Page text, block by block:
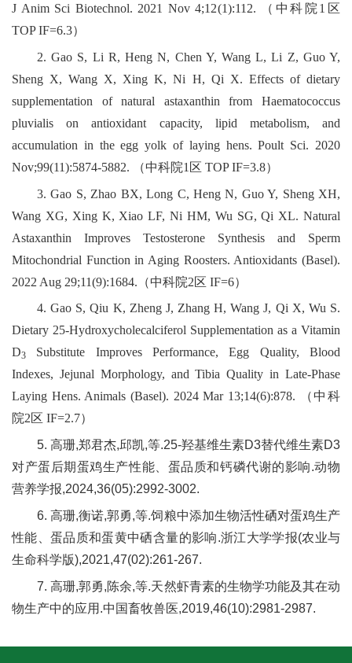
J Anim Sci Biotechnol. 2021 Nov 4;12(1):112. （中科院1区
TOP IF=6.3）
2. Gao S, Li R, Heng N, Chen Y, Wang L, Li Z, Guo Y,
Sheng X, Wang X, Xing K, Ni H, Qi X. Effects of dietary
supplementation of natural astaxanthin from Haematococcus
pluvialis on antioxidant capacity, lipid metabolism, and
accumulation in the egg yolk of laying hens. Poult Sci. 2020
Nov;99(11):5874-5882. （中科院1区 TOP IF=3.8）
3. Gao S, Zhao BX, Long C, Heng N, Guo Y, Sheng XH,
Wang XG, Xing K, Xiao LF, Ni HM, Wu SG, Qi XL. Natural
Astaxanthin Improves Testosterone Synthesis and Sperm
Mitochondrial Function in Aging Roosters. Antioxidants (Basel).
2022 Aug 29;11(9):1684.（中科院2区 IF=6）
4. Gao S, Qiu K, Zheng J, Zhang H, Wang J, Qi X, Wu S.
Dietary 25-Hydroxycholecalciferol Supplementation as a Vitamin
D3
Substitute Improves Performance, Egg Quality, Blood
Indexes, Jejunal Morphology, and Tibia Quality in Late-Phase
Laying Hens. Animals (Basel). 2024 Mar 13;14(6):878. （中科
院2区 IF=2.7）
5. 高珊,郑君杰,邱凯,等.25-羟基维生素D3替代维生素D3
对产蛋后期蛋鸡生产性能、蛋品质和钙磷代谢的影响.动物
营养学报,2024,36(05):2992-3002.
6. 高珊,衡诺,郭勇,等.饲粮中添加生物活性硒对蛋鸡生产
性能、蛋品质和蛋黄中硒含量的影响.浙江大学学报(农业与
生命科学版),2021,47(02):261-267.
7. 高珊,郭勇,陈余,等.天然虾青素的生物学功能及其在动
物生产中的应用.中国畜牧兽医,2019,46(10):2981-2987.